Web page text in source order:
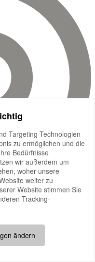
Targeting Technologien
zu ermöglichen und die
Bedürfnisse
wir außerdem um
woher unsere
weiter zu
Website stimmen Sie
Tracking-
ändern